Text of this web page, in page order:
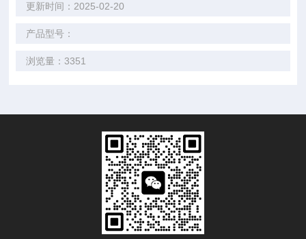
更新时间：2025-02-20
产品型号：
浏览量：3351